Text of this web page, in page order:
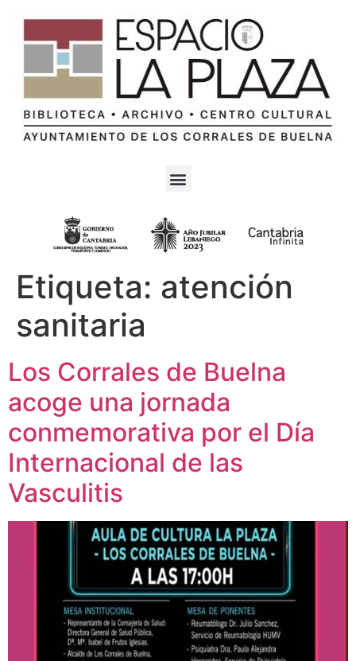
Etiqueta: atención
sanitaria
Los Corrales de Buelna
acoge una jornada
conmemorativa por el Día
Internacional de las
Vasculitis